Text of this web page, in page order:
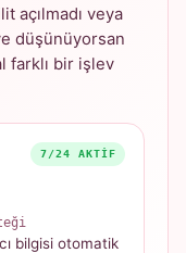
açılmadı veya
düşünüyorsan
farklı bir işlev
7/24 AKTIF
bilgisi otomatik